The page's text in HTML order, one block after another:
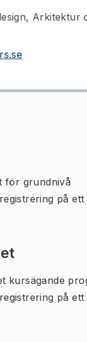
Arkitektur
för grundnivå
på
kursägande
på